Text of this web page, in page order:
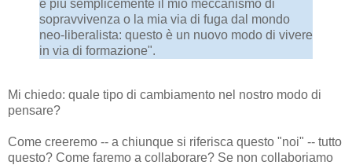
è più semplicemente il mio meccanismo di
sopravvivenza o la mia via di fuga dal mondo
neo-liberalista: questo è un nuovo modo di vivere
in via di formazione".
Mi chiedo: quale tipo di cambiamento nel nostro modo di
pensare?
Come creeremo -- a chiunque si riferisca questo "noi" -- tutto
questo? Come faremo a collaborare? Se non collaboriamo